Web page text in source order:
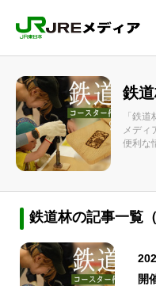
鉄
「鉄
メディ
便利な
鉄道林の記事一覧（
開